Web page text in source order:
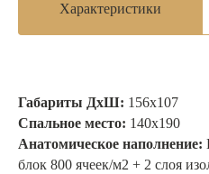
Характеристики
Габариты ДхШ: 156х107
Спальное место: 140х190
Анатомическое наполнение:
блок 800 ячеек/м2 + 2 слоя